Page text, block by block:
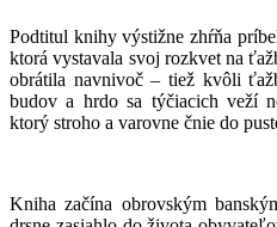
Podtitul knihy výstižne zhŕňa
ktorá vystavala svoj rozkvet na
obrátila navnivoč – tiež kvôli
budov a hrdo sa týčiacich veží
ktorý stroho a varovne čnie do
Kniha začína obrovským